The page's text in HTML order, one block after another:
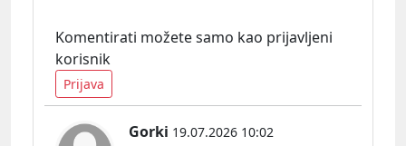
Komentirati možete samo kao prijavljeni
korisnik
Prijava
Gorki 19.07.2026 10:02